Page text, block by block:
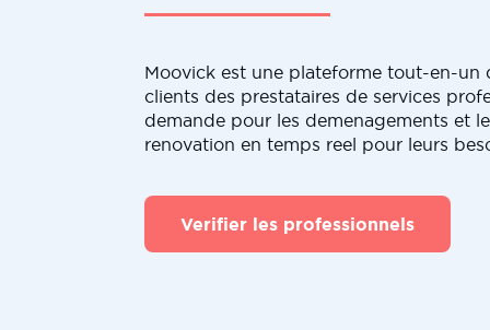
Moovick est une plateforme tout-en-un
clients des prestataires de services
demande pour les demenagements et
renovation en temps reel pour leurs
Verifier les professionnels